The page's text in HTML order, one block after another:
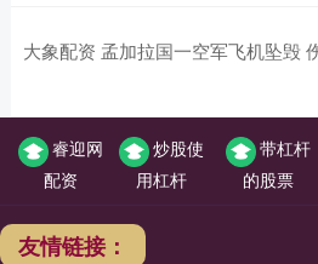
大象配资 孟加拉国一空军飞机坠毁
睿迎网
配资
炒股使
用杠杆
带杠杆
的股票
友情链接：